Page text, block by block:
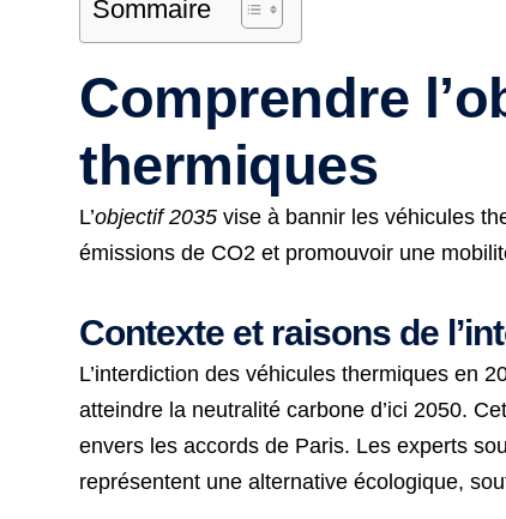
Sommaire
Comprendre
thermiques
L’objectif 2035 vise à bannir les véhicules
émissions de CO2 et promouvoir une
Contexte et raisons de
L’interdiction des véhicules thermiques en
atteindre la neutralité carbone d’ici 2050.
envers les accords de Paris. Les experts
représentent une alternative écologique,